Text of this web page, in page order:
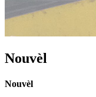
Nouvèl
Nouvèl